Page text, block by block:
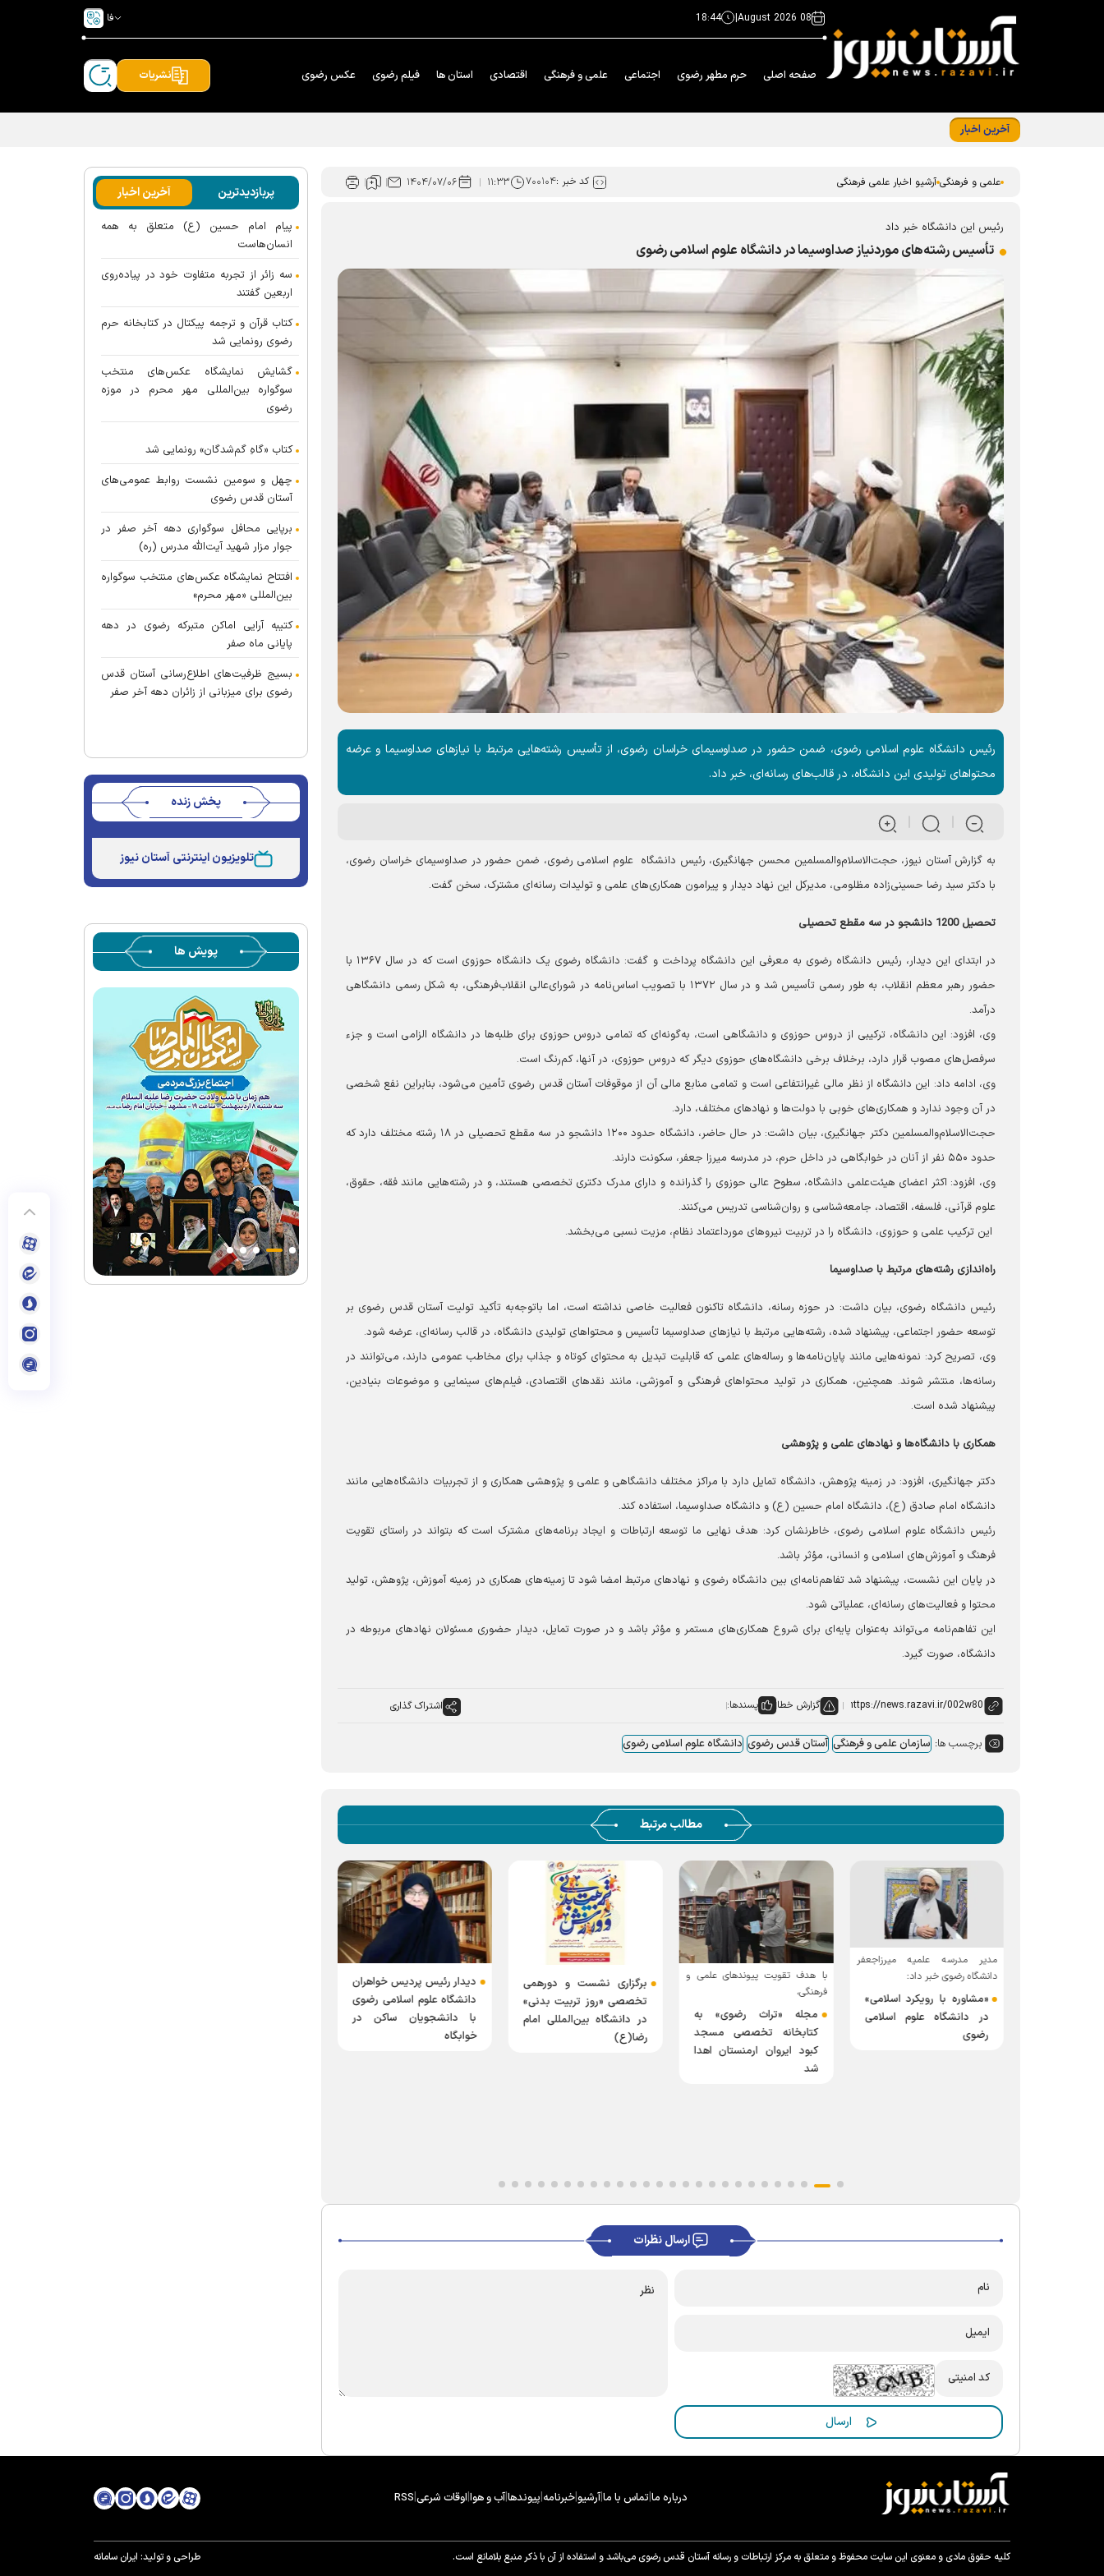
08 August 2026
|
18:44 فا
صفحه اصلی حرم مطهر رضوی اجتماعی علمی و فرهنگی اقتصادی استان ها فیلم رضوی عکس رضوی نشریات
آخرین اخبار
علمی و فرهنگی آرشیو اخبار علمی فرهنگی کد خبر :۷۰۰۱۰۴ ۱۱:۳۳ ۱۴۰۴/۰۷/۰۶
رئیس این دانشگاه خبر داد
تأسیس رشته‌های موردنیاز صداوسیما در دانشگاه علوم اسلامی رضوی
رئیس دانشگاه علوم اسلامی رضوی، ضمن حضور در صداوسیمای خراسان رضوی، از تأسیس رشته‌هایی مرتبط با نیازهای صداوسیما و عرضه
محتواهای تولیدی این دانشگاه، در قالب‌های رسانه‌ای، خبر داد.
به گزارش آستان نیوز، حجت‌الاسلام‌والمسلمین محسن جهانگیری، رئیس دانشگاه علوم اسلامی رضوی، ضمن حضور در صداوسیمای خراسان رضوی،
با دکتر سید رضا حسینی‌زاده مظلومی، مدیرکل این نهاد دیدار و پیرامون همکاری‌های علمی و تولیدات رسانه‌ای مشترک، سخن گفت.
تحصیل 1200 دانشجو در سه مقطع تحصیلی
در ابتدای این دیدار، رئیس دانشگاه رضوی به معرفی این دانشگاه پرداخت و گفت: دانشگاه رضوی یک دانشگاه حوزوی است که در سال ۱۳۶۷ با
حضور رهبر معظم انقلاب، به طور رسمی تأسیس شد و در سال ۱۳۷۲ با تصویب اساس‌نامه در شورای‌عالی انقلاب‌فرهنگی، به شکل رسمی دانشگاهی
درآمد.
وی، افزود: این دانشگاه، ترکیبی از دروس حوزوی و دانشگاهی است، به‌گونه‌ای که تمامی دروس حوزوی برای طلبه‌ها در دانشگاه الزامی است و جزء
سرفصل‌های مصوب قرار دارد، برخلاف برخی دانشگاه‌های حوزوی دیگر که دروس حوزوی، در آنها، کم‌رنگ است.
وی، ادامه داد: این دانشگاه از نظر مالی غیرانتفاعی است و تمامی منابع مالی آن از موقوفات آستان قدس رضوی تأمین می‌شود، بنابراین نفع شخصی
در آن وجود ندارد و همکاری‌های خوبی با دولت‌ها و نهادهای مختلف، دارد.
حجت‌الاسلام‌والمسلمین دکتر جهانگیری، بیان داشت: در حال حاضر، دانشگاه حدود ۱۲۰۰ دانشجو در سه مقطع تحصیلی در ۱۸ رشته مختلف دارد که
حدود ۵۵۰ نفر از آنان در خوابگاهی در داخل حرم، در مدرسه میرزا جعفر، سکونت دارند.
وی، افزود: اکثر اعضای هیئت‌علمی دانشگاه، سطوح عالی حوزوی را گذرانده و دارای مدرک دکتری تخصصی هستند، و در رشته‌هایی مانند فقه، حقوق،
علوم قرآنی، فلسفه، اقتصاد، جامعه‌شناسی و روان‌شناسی تدریس می‌کنند.
این ترکیب علمی و حوزوی، دانشگاه را در تربیت نیروهای مورداعتماد نظام، مزیت نسبی می‌بخشد.
راه‌اندازی رشته‌های مرتبط با صداوسیما
رئیس دانشگاه رضوی، بیان داشت: در حوزه رسانه، دانشگاه تاکنون فعالیت خاصی نداشته است، اما باتوجه‌به تأکید تولیت آستان قدس رضوی بر
توسعه حضور اجتماعی، پیشنهاد شده، رشته‌هایی مرتبط با نیازهای صداوسیما تأسیس و محتواهای تولیدی دانشگاه، در قالب رسانه‌ای، عرضه شود.
وی، تصریح کرد: نمونه‌هایی مانند پایان‌نامه‌ها و رساله‌های علمی که قابلیت تبدیل به محتوای کوتاه و جذاب برای مخاطب عمومی دارند، می‌توانند در
رسانه‌ها، منتشر شوند. همچنین، همکاری در تولید محتواهای فرهنگی و آموزشی، مانند نقدهای اقتصادی، فیلم‌های سینمایی و موضوعات بنیادین،
پیشنهاد شده است.
همکاری با دانشگاه‌ها و نهادهای علمی و پژوهشی
دکتر جهانگیری، افزود: در زمینه پژوهش، دانشگاه تمایل دارد با مراکز مختلف دانشگاهی و علمی و پژوهشی همکاری و از تجربیات دانشگاه‌هایی مانند
دانشگاه امام صادق (ع)، دانشگاه امام حسین (ع) و دانشگاه صداوسیما، استفاده کند.
رئیس دانشگاه علوم اسلامی رضوی، خاطرنشان کرد: هدف نهایی ما توسعه ارتباطات و ایجاد برنامه‌های مشترک است که بتواند در راستای تقویت
فرهنگ و آموزش‌های اسلامی و انسانی، مؤثر باشد.
در پایان این نشست، پیشنهاد شد تفاهم‌نامه‌ای بین دانشگاه رضوی و نهادهای مرتبط امضا شود تا زمینه‌های همکاری در زمینه آموزش، پژوهش، تولید
محتوا و فعالیت‌های رسانه‌ای، عملیاتی شود.
این تفاهم‌نامه می‌تواند به‌عنوان پایه‌ای برای شروع همکاری‌های مستمر و مؤثر باشد و در صورت تمایل، دیدار حضوری مسئولان نهادهای مربوطه در
دانشگاه، صورت گیرد.
گزارش خطا پسندها: اشتراک گذاری
برچسب ها: سازمان علمی و فرهنگی آستان قدس رضوی دانشگاه علوم اسلامی رضوی
مطالب مرتبط
مدیر مدرسه علمیه میرزاجعفر
دانشگاه رضوی خبر داد:
«مشاوره با رویکرد اسلامی»
در دانشگاه علوم اسلامی
رضوی
با هدف تقویت پیوندهای علمی و
فرهنگی،
مجله «تراث رضوی» به
کتابخانه تخصصی مسجد
کبود ایروان ارمنستان اهدا
شد
برگزاری نشست و دورهمی
تخصصی «روز تربیت بدنی»
در دانشگاه بین‌المللی امام
رضا(ع)
دیدار رئیس پردیس خواهران
دانشگاه علوم اسلامی رضوی
با دانشجویان ساکن در
خوابگاه
ارسال نظرات
پربازدیدترین آخرین اخبار
پیام امام حسین (ع) متعلق به همه
انسان‌هاست
سه زائر از تجربه متفاوت خود در پیاده‌روی
اربعین گفتند
کتاب قرآن و ترجمه پیکتال در کتابخانه حرم
رضوی رونمایی شد
گشایش نمایشگاه عکس‌های منتخب
سوگواره بین‌المللی مهر محرم در موزه
رضوی
کتاب «گاهِ گم‌شدگان» رونمایی شد
چهل و سومین نشست روابط عمومی‌های
آستان قدس رضوی
برپایی محافل سوگواری دهه آخر صفر در
جوار مزار شهید آیت‌الله مدرس (ره)
افتتاح نمایشگاه عکس‌های منتخب سوگواره
بین‌المللی «مهر محرم»
کتیبه آرایی اماکن متبرکه رضوی در دهه
پایانی ماه صفر
بسیج ظرفیت‌های اطلاع‌رسانی آستان قدس
رضوی برای میزبانی از زائران دهه آخر صفر
پخش زنده
تلویزیون اینترنتی آستان نیوز
پویش ها
درباره ما|تماس با ما|آرشیو|خبرنامه|پیوندها|آب و هوا|اوقات شرعی|
RSS
کلیه حقوق مادی و معنوی این سایت محفوظ و متعلق به مرکز ارتباطات و رسانه آستان قدس رضوی می‌باشد و استفاده از آن با ذکر منبع بلامانع است. طراحی و تولید: ایران سامانه